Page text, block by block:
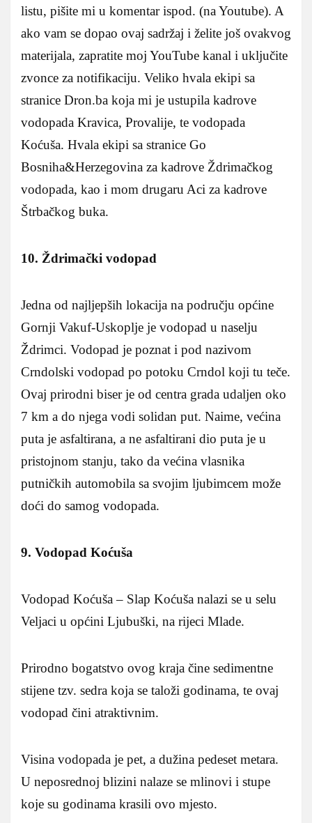
listu, pišite mi u komentar ispod. (na Youtube). A
ako vam se dopao ovaj sadržaj i želite još ovakvog
materijala, zapratite moj YouTube kanal i uključite
zvonce za notifikaciju. Veliko hvala ekipi sa
stranice Dron.ba koja mi je ustupila kadrove
vodopada Kravica, Provalije, te vodopada
Koćuša. Hvala ekipi sa stranice Go
Bosniha&Herzegovina za kadrove Ždrimačkog
vodopada, kao i mom drugaru Aci za kadrove
Štrbačkog buka.
10. Ždrimački vodopad
Jedna od najljepših lokacija na području općine
Gornji Vakuf-Uskoplje je vodopad u naselju
Ždrimci. Vodopad je poznat i pod nazivom
Crndolski vodopad po potoku Crndol koji tu teče.
Ovaj prirodni biser je od centra grada udaljen oko
7 km a do njega vodi solidan put. Naime, većina
puta je asfaltirana, a ne asfaltirani dio puta je u
pristojnom stanju, tako da većina vlasnika
putničkih automobila sa svojim ljubimcem može
doći do samog vodopada.
9. Vodopad Koćuša
Vodopad Koćuša – Slap Koćuša nalazi se u selu
Veljaci u općini Ljubuški, na rijeci Mlade.
Prirodno bogatstvo ovog kraja čine sedimentne
stijene tzv. sedra koja se taloži godinama, te ovaj
vodopad čini atraktivnim.
Visina vodopada je pet, a dužina pedeset metara.
U neposrednoj blizini nalaze se mlinovi i stupe
koje su godinama krasili ovo mjesto.